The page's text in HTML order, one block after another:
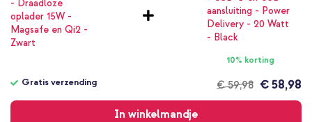
Universeel
Smartphone, Draadloze oortjes
10% korting
€ 59,98
Gratis verzending € 58,98
In winkelmandje
verzending